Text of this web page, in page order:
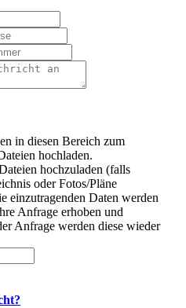
in diesen Bereich zum
hochladen.
hochzuladen (falls
oder Fotos/Pläne
einzutragenden Daten werden
Anfrage erhoben und
Anfrage werden diese wieder